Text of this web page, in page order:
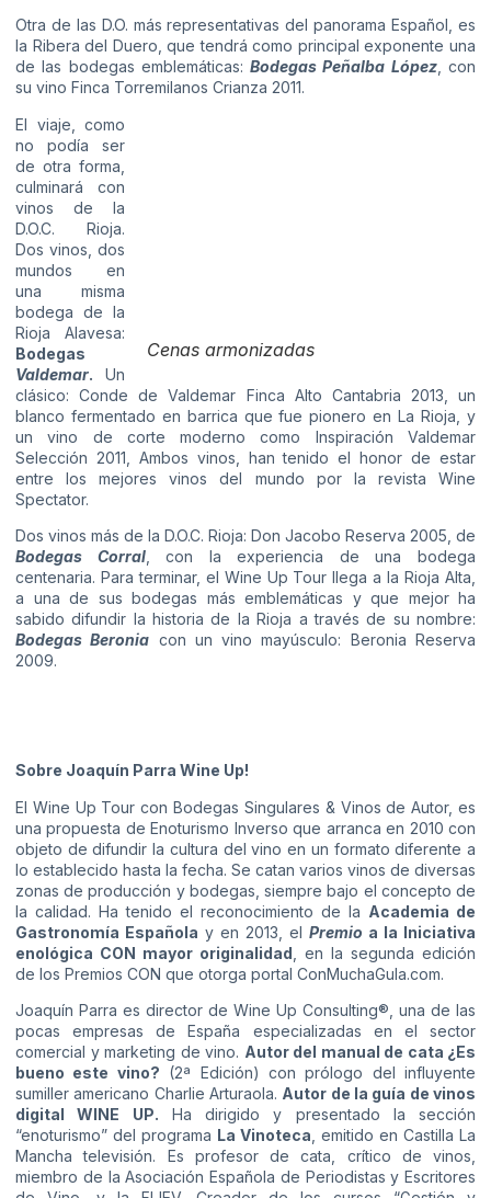
Otra de las D.O. más representativas del panorama Español, es
la Ribera del Duero, que tendrá como principal exponente una
de las bodegas emblemáticas:Bodegas Peñalba López, con
su vino Finca Torremilanos Crianza 2011.
Cenas armonizadas
El viaje, como
no podía ser
de otra forma,
culminará con
vinos de la
D.O.C. Rioja.
Dos vinos, dos
mundos en
una misma
bodega de la
Rioja Alavesa:
Bodegas
Valdemar. Un
clásico: Conde de Valdemar Finca Alto Cantabria 2013, un
blanco fermentado en barrica que fue pionero en La Rioja, y
un vino de corte moderno como Inspiración Valdemar
Selección 2011, Ambos vinos, han tenido el honor de estar
entre los mejores vinos del mundo por la revista Wine
Spectator.
Dos vinos más de la D.O.C. Rioja: Don Jacobo Reserva 2005, de
Bodegas Corral, con la experiencia de una bodega
centenaria. Para terminar, el Wine Up Tour llega a la Rioja Alta,
a una de sus bodegas más emblemáticas y que mejor ha
sabido difundir la historia de la Rioja a través de su nombre:
Bodegas Beronia con un vino mayúsculo: Beronia Reserva
2009.
Sobre Joaquín Parra Wine Up!
El Wine Up Tour con Bodegas Singulares & Vinos de Autor, es
una propuesta de Enoturismo Inverso que arranca en 2010 con
objeto de difundir la cultura del vino en un formato diferente a
lo establecido hasta la fecha. Se catan varios vinos de diversas
zonas de producción y bodegas, siempre bajo el concepto de
la calidad. Ha tenido el reconocimiento de la Academia de
Gastronomía Española y en 2013, el Premio a la Iniciativa
enológica CON mayor originalidad , en la segunda edición
de los Premios CON que otorga portal ConMuchaGula.com.
Joaquín Parra es director de Wine Up Consulting®, una de las
pocas empresas de España especializadas en el sector
comercial y marketing de vino. Autor del manual de cata ¿Es
bueno este vino? (2ª Edición) con prólogo del influyente
sumiller americano Charlie Arturaola. Autor de la guía de vinos
digitalWINE UP. Ha dirigido y presentado la sección
“enoturismo” del programa La Vinoteca , emitido en Castilla La
Mancha televisión. Es profesor de cata, crítico de vinos,
miembro de la Asociación Española de Periodistas y Escritores